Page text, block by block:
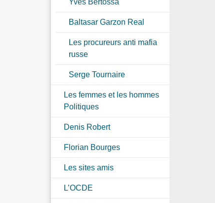
Yves Bertossa
Baltasar Garzon Real
Les procureurs anti mafia
russe
Serge Tournaire
Les femmes et les hommes
Politiques
Denis Robert
Florian Bourges
Les sites amis
L’OCDE